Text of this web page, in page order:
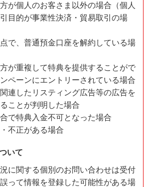
が個人のお客さま以外の場合（個人
目的が事業性決済・貿易取引の場
で、普通預金口座を解約している場
が重複して特典を提供することがで
ペーンにエントリーされている場合
連したリスティング広告等の広告を
ことが判明した場合
で特典入金不可となった場合
不正がある場合
いて
に関する個別のお問い合わせは受付
って情報を登録した可能性がある場